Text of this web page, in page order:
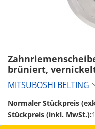
brüniert,
/ Bordscheibe
26S8M0250AF-16T2K)
MITSUBOSHI BELTING
Normaler Stückpreis
Stückpreis (inkl. MwSt.):